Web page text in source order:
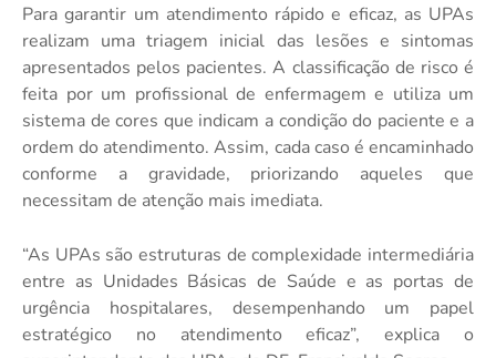
Para garantir um atendimento rápido e eficaz, as UPAs
realizam uma triagem inicial das lesões e sintomas
apresentados pelos pacientes. A classificação de risco é
feita por um profissional de enfermagem e utiliza um
sistema de cores que indicam a condição do paciente e a
ordem do atendimento. Assim, cada caso é encaminhado
conforme a gravidade, priorizando aqueles que
necessitam de atenção mais imediata.
“As UPAs são estruturas de complexidade intermediária
entre as Unidades Básicas de Saúde e as portas de
urgência hospitalares, desempenhando um papel
estratégico no atendimento eficaz”, explica o